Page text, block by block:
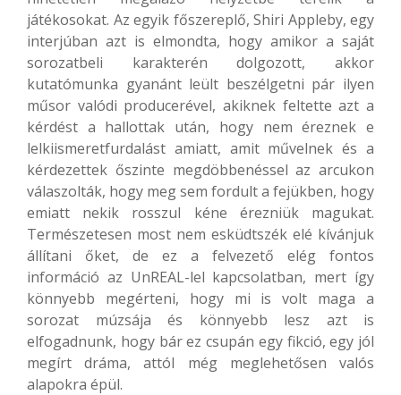
játékosokat. Az egyik főszereplő, Shiri Appleby, egy
interjúban azt is elmondta, hogy amikor a saját
sorozatbeli karakterén dolgozott, akkor
kutatómunka gyanánt leült beszélgetni pár ilyen
műsor valódi producerével, akiknek feltette azt a
kérdést a hallottak után, hogy nem éreznek e
lelkiismeretfurdalást amiatt, amit művelnek és a
kérdezettek őszinte megdöbbenéssel az arcukon
válaszolták, hogy meg sem fordult a fejükben, hogy
emiatt nekik rosszul kéne érezniük magukat.
Természetesen most nem esküdtszék elé kívánjuk
állítani őket, de ez a felvezető elég fontos
információ az UnREAL-lel kapcsolatban, mert így
könnyebb megérteni, hogy mi is volt maga a
sorozat múzsája és könnyebb lesz azt is
elfogadnunk, hogy bár ez csupán egy fikció, egy jól
megírt dráma, attól még meglehetősen valós
alapokra épül.